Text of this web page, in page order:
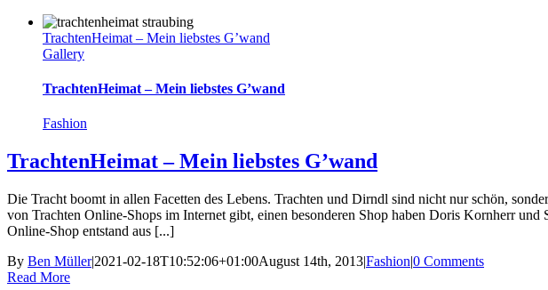
TrachtenHeimat – Mein liebstes G’wand
Gallery
TrachtenHeimat – Mein liebstes G’wand
Fashion
TrachtenHeimat – Mein liebstes G’wand
Die Tracht boomt in allen Facetten des Lebens. Trachten und Dirndl sind nicht nur schön,
von Trachten Online-Shops im Internet gibt, einen besonderen Shop haben Doris Kornherr
Online-Shop entstand aus [...]
By Ben Müller|2021-02-18T10:52:06+01:00August 14th, 2013|Fashion|0 Comments
Read More